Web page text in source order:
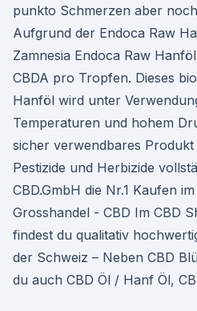
punkto Schmerzen aber
Aufgrund der Endoca Raw
Zamnesia Endoca Raw
CBDA pro Tropfen. Dieses
Hanföl wird unter
Temperaturen und hohem
sicher verwendbares
Pestizide und Herbizide
CBD.GmbH die Nr.1 Kaufen
Grosshandel - CBD Im CBD
findest du qualitativ
der Schweiz – Neben CBD
du auch CBD Öl / Hanf Öl,